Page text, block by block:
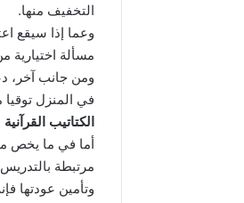
التخفيف منها.
وعما إذا سيقع
مسألة اختيارية
ومن جانب آخر،
في المنزل
الكتاتيب
أما في ما يخص
مرتبطة
وتأمين عودتها